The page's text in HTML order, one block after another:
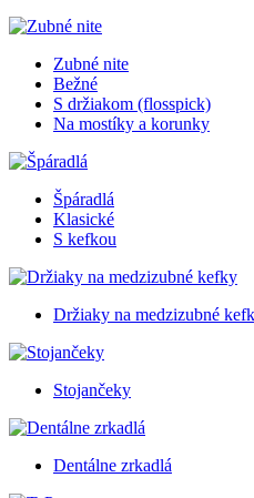
Zubné nite
Bežné
S držiakom (flosspick)
Na mostíky a korunky
Špáradlá
Klasické
S kefkou
Držiaky na medzizubné
Stojančeky
Dentálne zrkadlá